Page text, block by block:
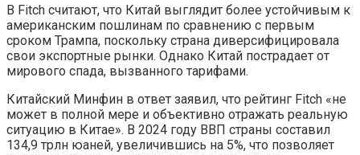
В Fitch считают, что Китай выглядит более устойчивым к
американским пошлинам по сравнению с первым
сроком Трампа, поскольку страна диверсифицировала
свои экспортные рынки. Однако Китай пострадает от
мирового спада, вызванного тарифами.
Китайский Минфин в ответ заявил, что рейтинг Fitch «не
может в полной мере и объективно отражать реальную
ситуацию в Китае». В 2024 году ВВП страны составил
134,9 трлн юаней, увеличившись на 5%, что позволяет